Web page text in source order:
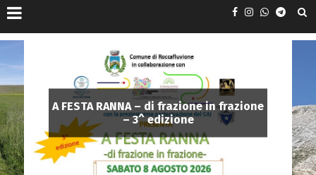
A FESTA RANNA – di frazione in frazione
– 3^ edizione